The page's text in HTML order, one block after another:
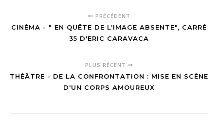
PRÉCÉDENT
CINÉMA - " EN QUÊTE DE L’IMAGE ABSENTE", CARRÉ
35 D'ERIC CARAVACA
PLUS RÉCENT
THÉÂTRE - DE LA CONFRONTATION : MISE EN SCÈNE
D'UN CORPS AMOUREUX